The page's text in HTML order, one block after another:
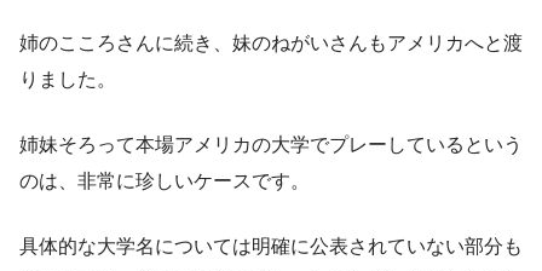
姉のこころさんに続き、妹のねがいさんもアメリカへと渡
りました。
姉妹そろって本場アメリカの大学でプレーしているという
のは、非常に珍しいケースです。
具体的な大学名については明確に公表されていない部分も